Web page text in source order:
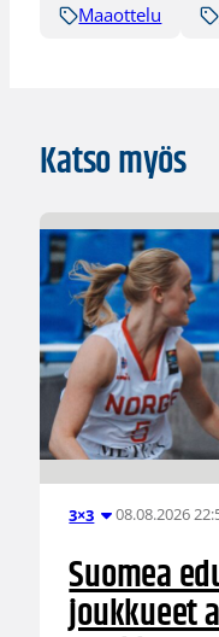
Maaottelu
Katso myös
3×3 08.08.2026
Suomea
joukkueet